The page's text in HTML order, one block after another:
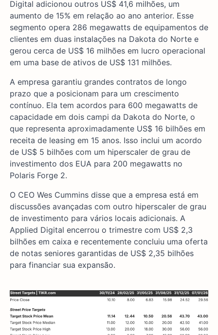
Digital adicionou outros US$ 41,6 milhões, um
aumento de 15% em relação ao ano anterior. Esse
segmento opera 286 megawatts de equipamentos de
clientes em duas instalações na Dakota do Norte e
gerou cerca de US$ 16 milhões em lucro operacional
em uma base de ativos de US$ 131 milhões.
A empresa garantiu grandes contratos de longo
prazo que a posicionam para um crescimento
contínuo. Ela tem acordos para 600 megawatts de
capacidade em dois campi da Dakota do Norte, o
que representa aproximadamente US$ 16 bilhões em
receita de leasing em 15 anos. Isso inclui um acordo
de US$ 5 bilhões com um hiperscaler de grau de
investimento dos EUA para 200 megawatts no
Polaris Forge 2.
O CEO Wes Cummins disse que a empresa está em
discussões avançadas com outro hiperscaler de grau
de investimento para vários locais adicionais. A
Applied Digital encerrou o trimestre com US$ 2,3
bilhões em caixa e recentemente concluiu uma oferta
de notas seniores garantidas de US$ 2,35 bilhões
para financiar sua expansão.